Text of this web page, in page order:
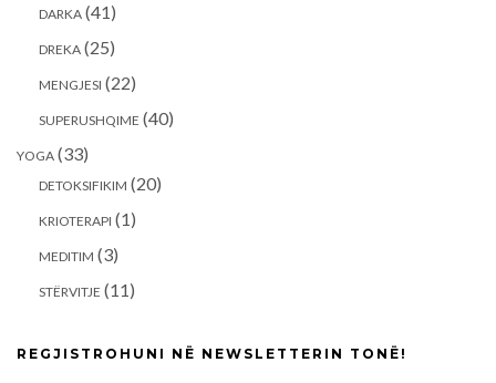
DARKA (41)
DREKA (25)
MENGJESI (22)
SUPERUSHQIME (40)
YOGA (33)
DETOKSIFIKIM (20)
KRIOTERAPI (1)
MEDITIM (3)
STËRVITJE (11)
REGJISTROHUNI NË NEWSLETTERIN TONË!